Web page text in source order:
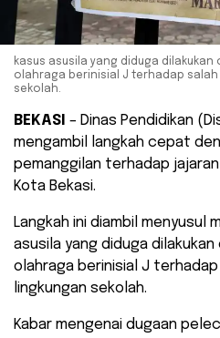
kasus asusila yang diduga
olahraga berinisial J terhadap salah
sekolah.
BEKASI – Dinas Pendidikan
mengambil langkah cepat
pemanggilan terhadap jajaran
Kota Bekasi.
Langkah ini diambil menyusul
asusila yang diduga
olahraga berinisial J
lingkungan sekolah.
Kabar mengenai dugaan